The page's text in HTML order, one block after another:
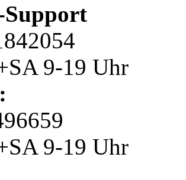
Support
9-19 Uhr
9-19 Uhr